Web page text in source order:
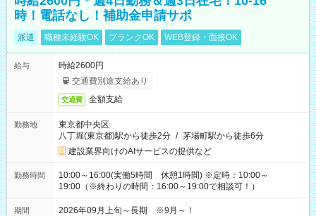
時！電話なし！補助金申請サポ
派遣 職種未経験OK ブランクOK WEB登録・面接OK
給与
時給2600円
交通費別途支給あり
交通費 全額支給
勤務地
東京都中央区
八丁堀(東京都)駅から徒歩2分 / 茅場町駅から徒歩6分
建設業界向けのAIサービスの提供など
勤務時間
10:00～16:00(実働5時間 休憩1時間) ※定時：10:00～
19:00（※終わりの時間：16:00～19:00で相談可！）
期間 2026年09月上旬～長期 ※9月～！